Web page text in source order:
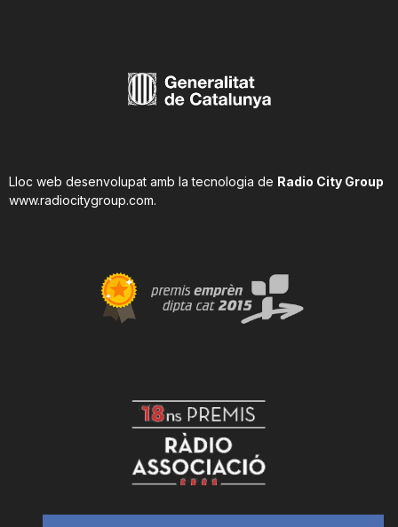
Lloc web desenvolupat amb la tecnologia de Radio City Group
www.radiocitygroup.com.